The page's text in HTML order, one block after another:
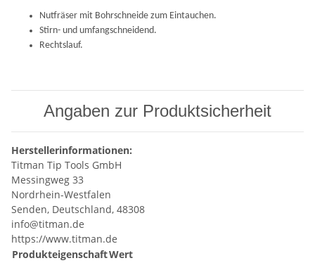
Nutfräser mit Bohrschneide zum Eintauchen.
Stirn- und umfangschneidend.
Rechtslauf.
Angaben zur Produktsicherheit
Herstellerinformationen:
Titman Tip Tools GmbH
Messingweg 33
Nordrhein-Westfalen
Senden, Deutschland, 48308
info@titman.de
https://www.titman.de
ProdukteigenschaftWert